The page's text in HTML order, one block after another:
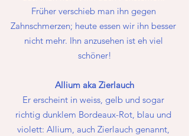
Früher verschieb man ihn gegen
Zahnschmerzen; heute essen wir ihn besser
nicht mehr. Ihn anzusehen ist eh viel
schöner!
Allium aka Zierlauch
Er erscheint in weiss, gelb und sogar
richtig dunklem Bordeaux-Rot, blau und
violett: Allium, auch Zierlauch genannt,